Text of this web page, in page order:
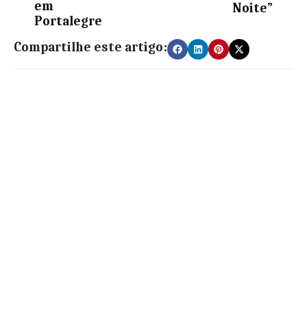
em
Portalegre
Noite”
Compartilhe este artigo: